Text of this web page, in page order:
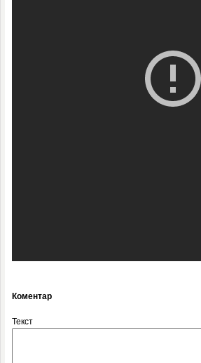
Коментар
Текст